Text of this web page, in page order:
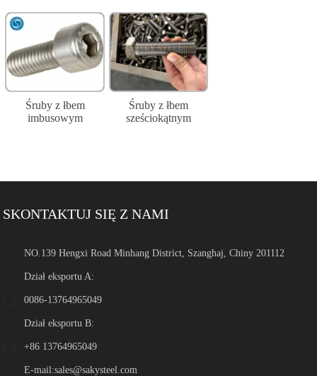
Śruby z łbem
imbusowym
Śruby z łbem
sześciokątnym
SKONTAKTUJ SIĘ Z NAMI
NO.139 Hengxi Road Minhang District, Szanghaj, Chiny 201112
Dział eksportu A:
0086-13764965049
Dział eksportu B:
+86 13764965049
E-mail:sales@sakysteel.com